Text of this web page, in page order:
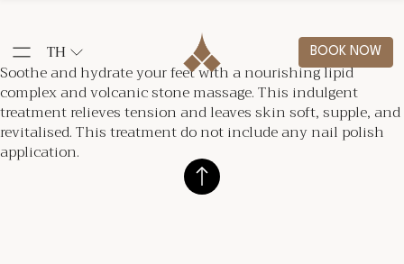
TH BOOK NOW
Soothe and hydrate your feet with a nourishing lipid
complex and volcanic stone massage. This indulgent
treatment relieves tension and leaves skin soft, supple, and
revitalised. This treatment do not include any nail polish
application.